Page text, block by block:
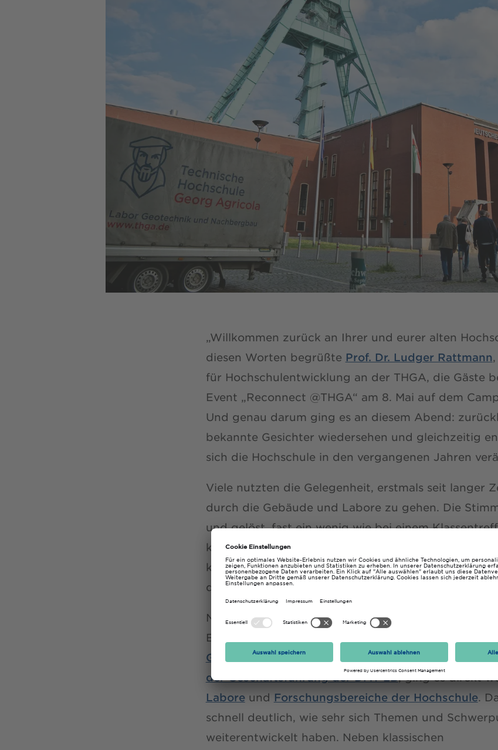
„Willkommen zurück an Ihrer und eurer alten
diesen Worten begrüßte Prof. Dr. Ludger Rattmann
für Hochschulentwicklung an der THGA, die Gäste
Event „Reconnect @THGA“ am 8. Mai auf dem
Und genau darum ging es an diesem Abend:
bekannte Gesichter wiedersehen und gleichzeitig
sich die Hochschule in den vergangenen Jahren
Viele nutzten die Gelegenheit, erstmals seit langer
durch die Gebäude und Labore zu gehen. Die
und gelöst, fast ein wenig wie bei einem
kamen gemeinsam mit ehemaligen
kannten sich noch von früheren Projekten oder
diesem Abend nach Jahren zufällig wieder.
Nach der Begrüßung und einem Impuls zu aktuellen
Entwicklungen rund um das
Georessourcen und Ökologie (TGÖ)durch
Ulrich
der Geschäftsführung der DMT-LB, ging es direkt
Laboreund Forschungsbereiche der Hochschule.
schnell deutlich, wie sehr sich Themen und
weiterentwickelt haben. Neben klassischen